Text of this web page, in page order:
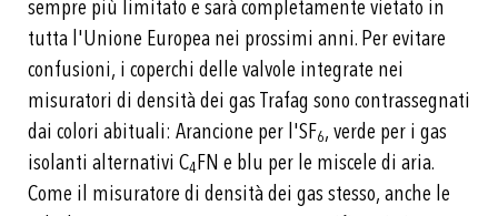
sempre più limitato e sarà completamente vietato in
tutta l'Unione Europea nei prossimi anni. Per evitare
confusioni, i coperchi delle valvole integrate nei
misuratori di densità dei gas Trafag sono contrassegnati
dai colori abituali: Arancione per l'SF6, verde per i gas
isolanti alternativi C4FN e blu per le miscele di aria.
Come il misuratore di densità dei gas stesso, anche le